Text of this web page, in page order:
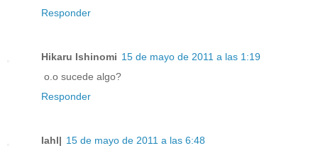
Responder
Hikaru Ishinomi 15 de mayo de 2011 a las 1:19
o.o sucede algo?
Responder
Iahl| 15 de mayo de 2011 a las 6:48